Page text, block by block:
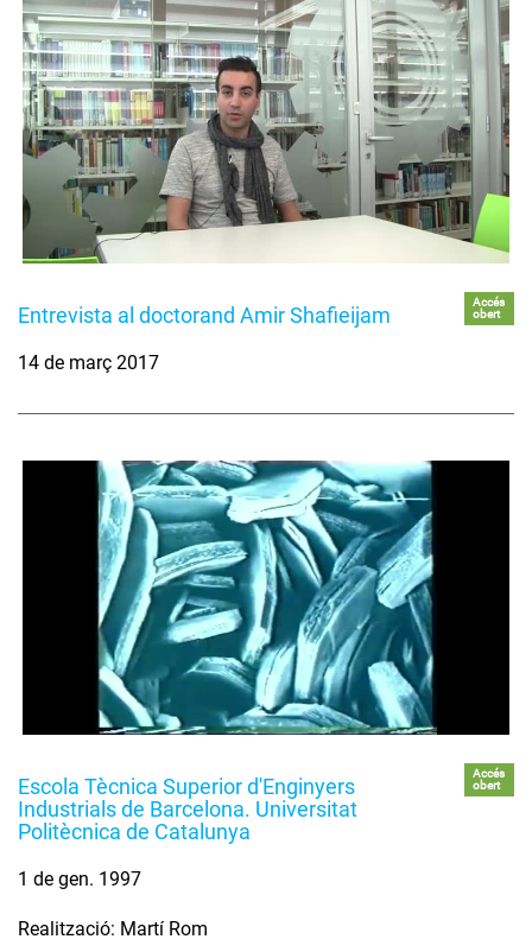
Entrevista al doctorand Amir Shafieijam
Accés
obert
14 de març 2017
Escola Tècnica Superior d'Enginyers
Industrials de Barcelona. Universitat
Politècnica de Catalunya
Accés
obert
1 de gen. 1997
Realització: Martí Rom